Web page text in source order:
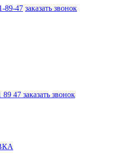
89-47 заказать звонок
89 47 заказать звонок